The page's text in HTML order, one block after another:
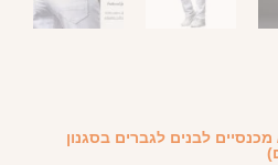
מכנסיים לבנים לגברים בסגנון